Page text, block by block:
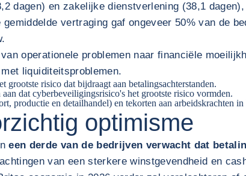
dagen) en zakelijke dienstverlening (38,1
vertraging gaf ongeveer 50% van de
operationele problemen naar financiële
liquiditeitsproblemen.
grootste risico dat bijdraagt aan betalingsachterstanden.
dat cyberbeveiligingsrisico's het grootste risico vormden.
productie en detailhandel) en tekorten aan arbeidskrachten
optimisme
een derde van de bedrijven verwacht dat
van een sterkere winstgevendheid en